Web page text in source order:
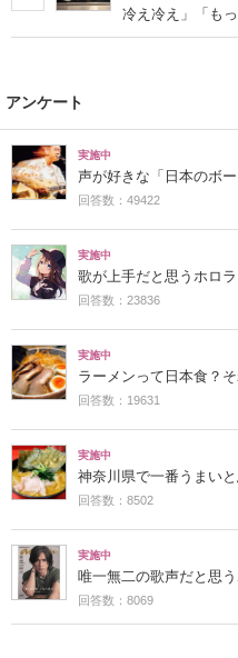
冷え冷え」「も
アンケート
実施中
声が好きな「日本のボ
回答数：49422
実施中
歌が上手だと思うホロ
回答数：23836
実施中
ラーメンって日本食？
回答数：19631
実施中
神奈川県で一番うまい
回答数：8502
実施中
唯一無二の歌声だと思
回答数：8069